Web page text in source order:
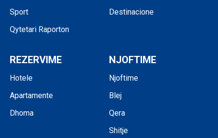
Sport
Qytetari Raporton
Destinacione
REZERVIME
Hotele
Apartamente
Dhoma
NJOFTIME
Njoftime
Blej
Qera
Shitje